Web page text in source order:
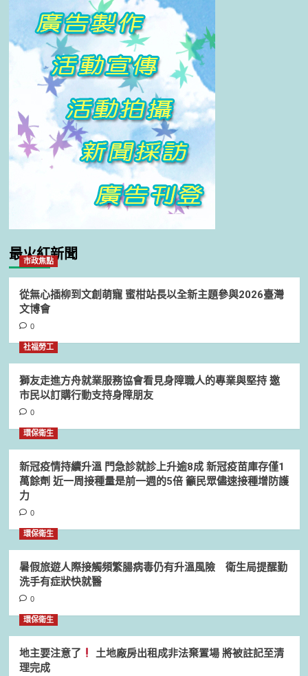
最火紅新聞
市政焦點
從無心插柳到文創萌寵 蜜柑站長以全新主題參與2026臺灣
文博會
0
社福勞工
獅友走進方舟就業服務協會看見身障職人的專業與堅持 邀
市民以訂購行動支持身障朋友
0
環保衛生
新冠疫情持續升溫 門急診就診上升逾8成 新冠疫苗庫存僅1
萬餘劑 近一周接種量是前一週的5倍 籲民眾儘速接種增防護
力
0
環保衛生
暑假旅遊人際接觸頻繁腸病毒仍有升溫風險 衛生局提醒勤
洗手有症狀快就醫
0
環保衛生
地主要注意了
土地廠房出租成非法棄置場 將被註記至清
理完成